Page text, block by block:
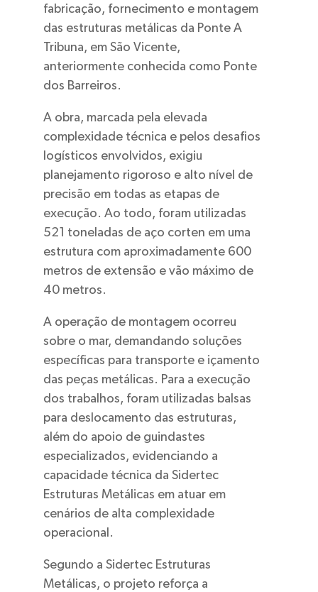
fabricação, fornecimento e montagem
das estruturas metálicas da Ponte A
Tribuna, em São Vicente,
anteriormente conhecida como Ponte
dos Barreiros.
A obra, marcada pela elevada
complexidade técnica e pelos desafios
logísticos envolvidos, exigiu
planejamento rigoroso e alto nível de
precisão em todas as etapas de
execução. Ao todo, foram utilizadas
521 toneladas de aço corten em uma
estrutura com aproximadamente 600
metros de extensão e vão máximo de
40 metros.
A operação de montagem ocorreu
sobre o mar, demandando soluções
específicas para transporte e içamento
das peças metálicas. Para a execução
dos trabalhos, foram utilizadas balsas
para deslocamento das estruturas,
além do apoio de guindastes
especializados, evidenciando a
capacidade técnica da Sidertec
Estruturas Metálicas em atuar em
cenários de alta complexidade
operacional.
Segundo a Sidertec Estruturas
Metálicas, o projeto reforça a